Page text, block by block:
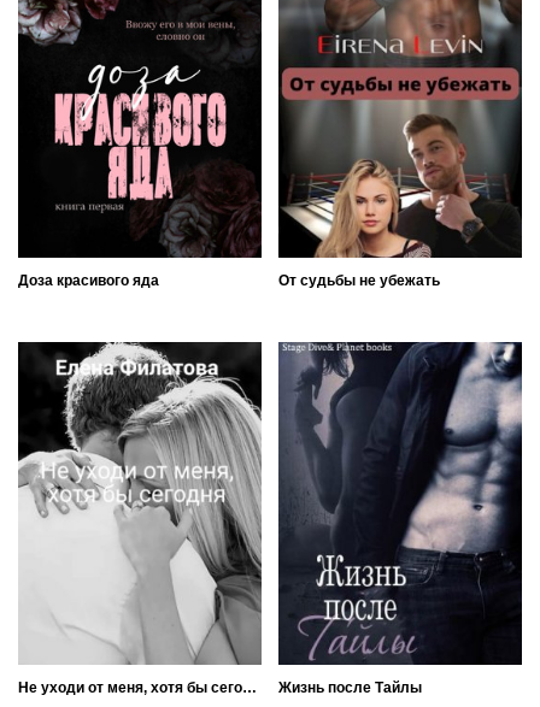
Доза красивого яда От судьбы не убежать
Не уходи от меня, хотя бы сегодня Жизнь после Тайлы